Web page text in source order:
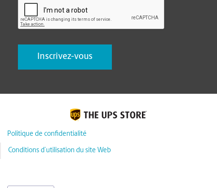
Politique de confidentialité
Conditions d’utilisation du site Web